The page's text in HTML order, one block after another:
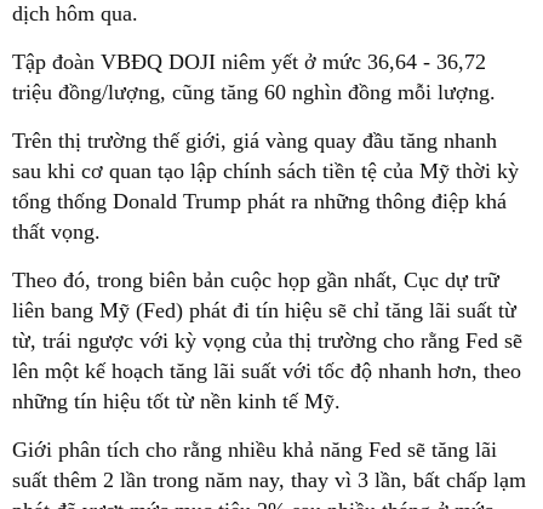
dịch hôm qua.
Tập đoàn VBĐQ DOJI niêm yết ở mức 36,64 - 36,72
triệu đồng/lượng, cũng tăng 60 nghìn đồng mỗi lượng.
Trên thị trường thế giới, giá vàng quay đầu tăng nhanh
sau khi cơ quan tạo lập chính sách tiền tệ của Mỹ thời kỳ
tổng thống Donald Trump phát ra những thông điệp khá
thất vọng.
Theo đó, trong biên bản cuộc họp gần nhất, Cục dự trữ
liên bang Mỹ (Fed) phát đi tín hiệu sẽ chỉ tăng lãi suất từ
từ, trái ngược với kỳ vọng của thị trường cho rằng Fed sẽ
lên một kế hoạch tăng lãi suất với tốc độ nhanh hơn, theo
những tín hiệu tốt từ nền kinh tế Mỹ.
Giới phân tích cho rằng nhiều khả năng Fed sẽ tăng lãi
suất thêm 2 lần trong năm nay, thay vì 3 lần, bất chấp lạm